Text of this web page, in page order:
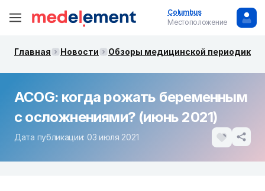
Columbus
Местоположение
Главная Новости Обзоры медицинской периодики.
ACOG: когда рожать беременным
с осложнениями? (июнь 2021)
Дата публикации: 03 июля 2021